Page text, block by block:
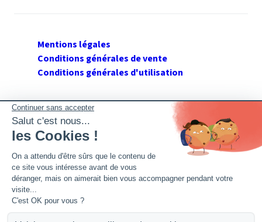
Mentions légales
Conditions générales de vente
Conditions générales d'utilisation
SUIVEZ GERANT DE SARL
Twitter
Facebook